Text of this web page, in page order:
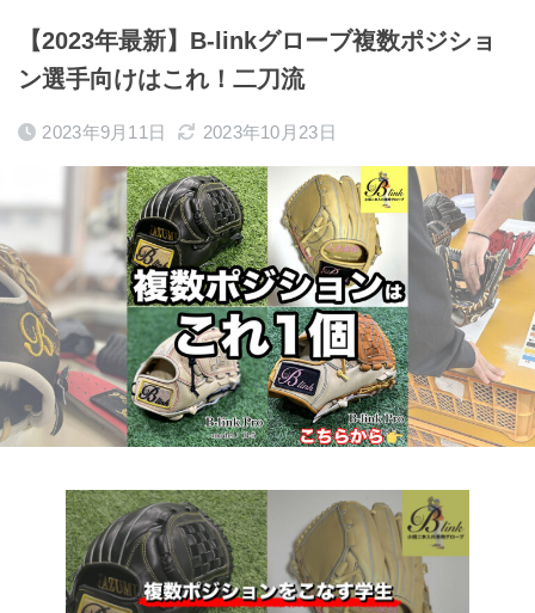
【2023年最新】B-linkグローブ複数ポジショ
ン選手向けはこれ！二刀流
2023年9月11日 2023年10月23日